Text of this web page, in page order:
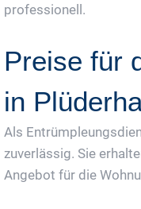
professionell.
Preise für
in
Als
zuverlässig. Sie
Angebot für die